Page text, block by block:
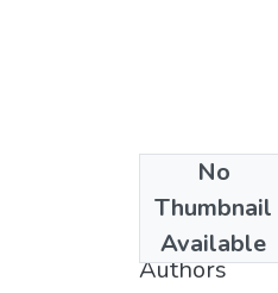
No
Thumbnail
Available
1997
Authors